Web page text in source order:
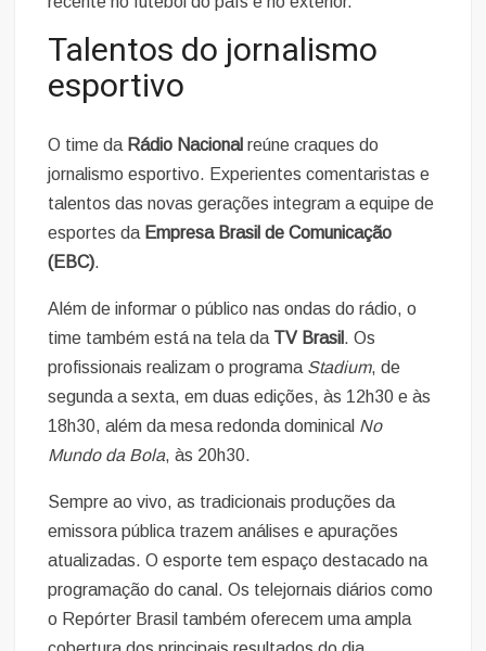
Talentos do jornalismo
esportivo
O time da Rádio Nacional reúne craques do
jornalismo esportivo. Experientes comentaristas e
talentos das novas gerações integram a equipe de
esportes da Empresa Brasil de Comunicação
(EBC).
Além de informar o público nas ondas do rádio, o
time também está na tela da TV Brasil . Os
profissionais realizam o programa Stadium, de
segunda a sexta, em duas edições, às 12h30 e às
18h30, além da mesa redonda dominical No
Mundo da Bola, às 20h30.
Sempre ao vivo, as tradicionais produções da
emissora pública trazem análises e apurações
atualizadas. O esporte tem espaço destacado na
programação do canal. Os telejornais diários como
o Repórter Brasil também oferecem uma ampla